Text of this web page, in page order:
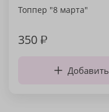
Топпер "8 марта"
350₽
Добавить